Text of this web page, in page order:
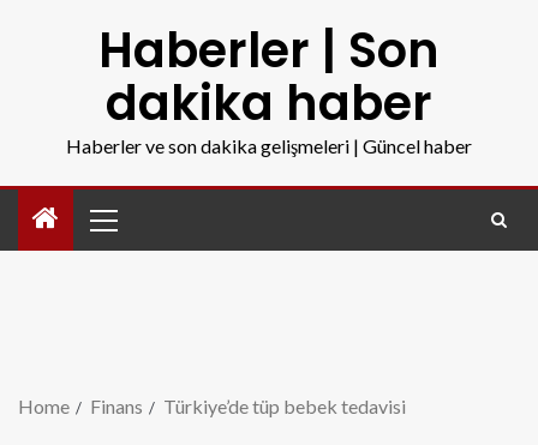
Haberler | Son
dakika haber
Haberler ve son dakika gelişmeleri | Güncel haber
Home Finans Türkiye’de tüp bebek tedavisi